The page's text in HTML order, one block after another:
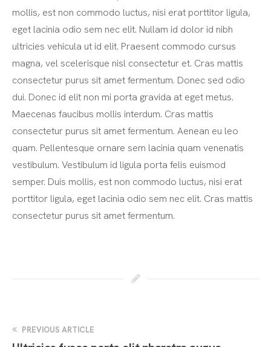
mollis, est non commodo luctus, nisi erat porttitor ligula,
eget lacinia odio sem nec elit. Nullam id dolor id nibh
ultricies vehicula ut id elit. Praesent commodo cursus
magna, vel scelerisque nisl consectetur et. Cras mattis
consectetur purus sit amet fermentum. Donec sed odio
dui. Donec id elit non mi porta gravida at eget metus.
Maecenas faucibus mollis interdum. Cras mattis
consectetur purus sit amet fermentum. Aenean eu leo
quam. Pellentesque ornare sem lacinia quam venenatis
vestibulum. Vestibulum id ligula porta felis euismod
semper. Duis mollis, est non commodo luctus, nisi erat
porttitor ligula, eget lacinia odio sem nec elit. Cras mattis
consectetur purus sit amet fermentum.
PREVIOUS ARTICLE